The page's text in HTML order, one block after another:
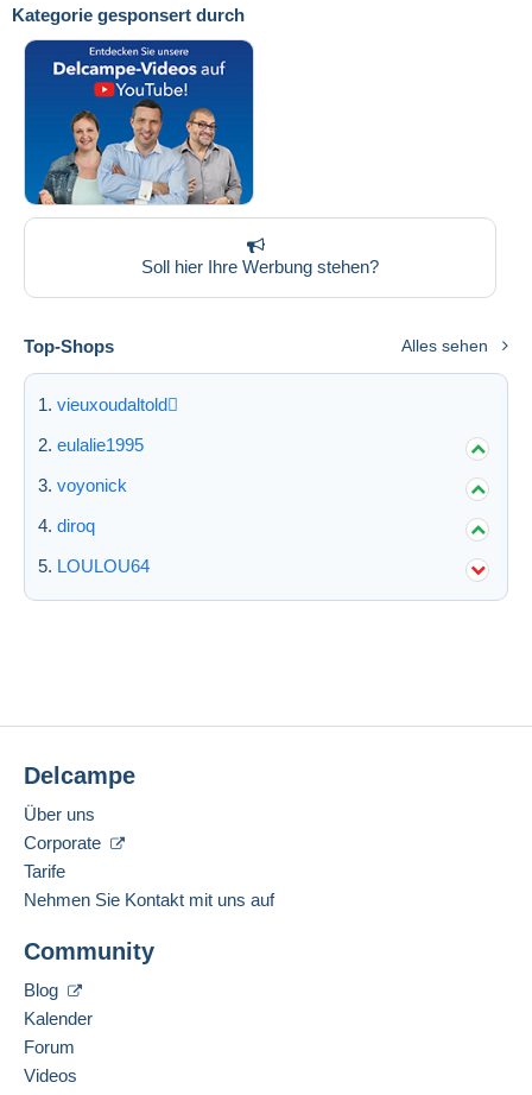
Kategorie gesponsert durch
Soll hier Ihre Werbung stehen?
Top-Shops Alles sehen
vieuxoudaltold
eulalie1995
voyonick
diroq
LOULOU64
Delcampe
Über uns
Corporate
Tarife
Nehmen Sie Kontakt mit uns auf
Community
Blog
Kalender
Forum
Videos